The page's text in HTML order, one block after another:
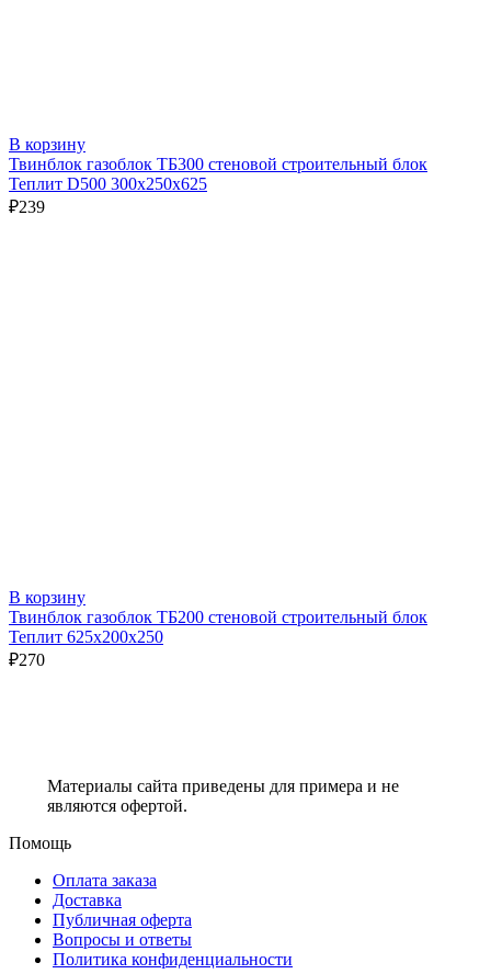
В корзину
Твинблок газоблок ТБ300 стеновой строительный блок
Теплит D500 300х250х625
₽239
В корзину
Твинблок газоблок ТБ200 стеновой строительный блок
Теплит 625х200х250
₽270
Материалы сайта приведены для примера и не
являются офертой.
Помощь
Оплата заказа
Доставка
Публичная оферта
Вопросы и ответы
Политика конфиденциальности